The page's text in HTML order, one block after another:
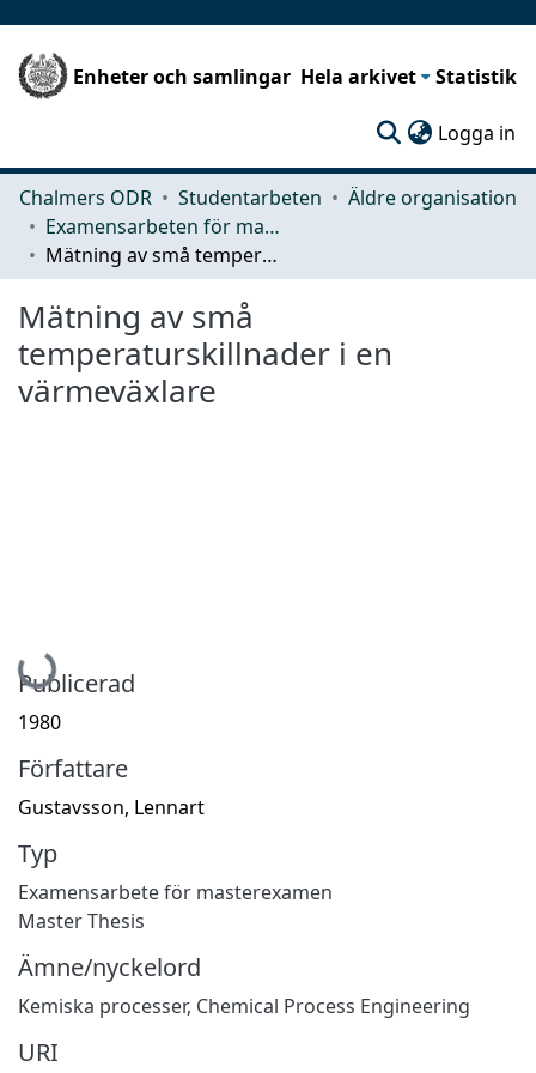
Enheter och samlingar Hela arkivet Statistik
Logga in
Chalmers ODR Studentarbeten
Äldre organisation
Examensarbeten för masterexamen
Mätning av små temperaturskillnader i en värmeväxlare
Mätning av små
temperaturskillnader i en
värmeväxlare
Hämtar...
Publicerad
1980
Författare
Gustavsson, Lennart
Typ
Examensarbete för masterexamen
Master Thesis
Ämne/nyckelord
Kemiska processer, Chemical Process Engineering
URI